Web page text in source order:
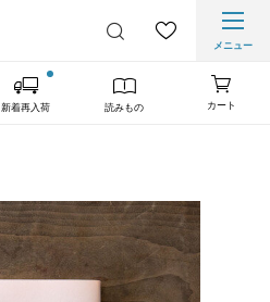
メニュー
新着再入荷 読みもの カート